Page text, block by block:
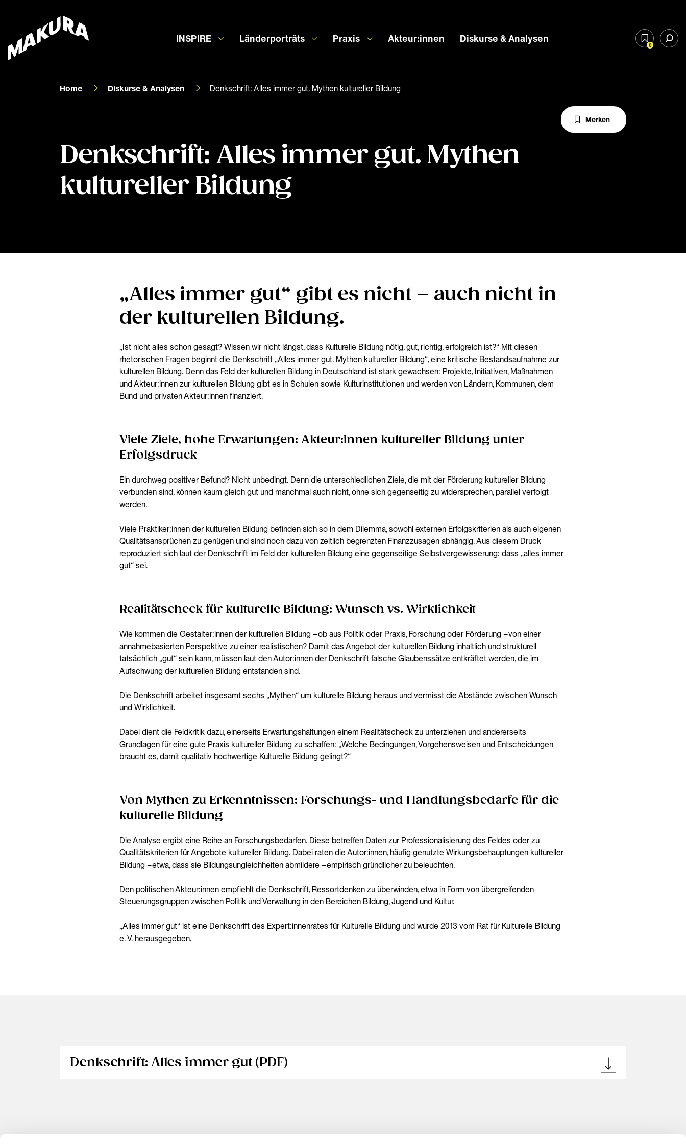
INSPIRE Länderporträts Praxis Akteur:innen Diskurse & Analysen
0
Home Diskurse & Analysen Denkschrift: Alles immer gut. Mythen kultureller Bildung
Denkschrift: Alles immer gut. Mythen
kultureller Bildung
Merken
„Alles immer gut“ gibt es nicht – auch nicht in
der kulturellen Bildung.
„Ist nicht alles schon gesagt? Wissen wir nicht längst, dass Kulturelle Bildung nötig, gut, richtig, erfolgreich ist?“ Mit diesen
rhetorischen Fragen beginnt die Denkschrift „Alles immer gut. Mythen kultureller Bildung“, eine kritische Bestandsaufnahme zur
kulturellen Bildung. Denn das Feld der kulturellen Bildung in Deutschland ist stark gewachsen: Projekte, Initiativen, Maßnahmen
und Akteur:innen zur kulturellen Bildung gibt es in Schulen sowie Kulturinstitutionen und werden von Ländern, Kommunen, dem
Bund und privaten Akteur:innen finanziert.
Viele Ziele, hohe Erwartungen: Akteur:innen kultureller Bildung unter
Erfolgsdruck
Ein durchweg positiver Befund? Nicht unbedingt. Denn die unterschiedlichen Ziele, die mit der Förderung kultureller Bildung
verbunden sind, können kaum gleich gut und manchmal auch nicht, ohne sich gegenseitig zu widersprechen, parallel verfolgt
werden.
Viele Praktiker:innen der kulturellen Bildung befinden sich so in dem Dilemma, sowohl externen Erfolgskriterien als auch eigenen
Qualitätsansprüchen zu genügen und sind noch dazu von zeitlich begrenzten Finanzzusagen abhängig. Aus diesem Druck
reproduziert sich laut der Denkschrift im Feld der kulturellen Bildung eine gegenseitige Selbstvergewisserung: dass „alles immer
gut“ sei.
Realitätscheck für kulturelle Bildung: Wunsch vs. Wirklichkeit
Wie kommen die Gestalter:innen der kulturellen Bildung – ob aus Politik oder Praxis, Forschung oder Förderung – von einer
annahmebasierten Perspektive zu einer realistischen? Damit das Angebot der kulturellen Bildung inhaltlich und strukturell
tatsächlich „gut“ sein kann, müssen laut den Autor:innen der Denkschrift falsche Glaubenssätze entkräftet werden, die im
Aufschwung der kulturellen Bildung entstanden sind.
Die Denkschrift arbeitet insgesamt sechs „Mythen“ um kulturelle Bildung heraus und vermisst die Abstände zwischen Wunsch
und Wirklichkeit.
Dabei dient die Feldkritik dazu, einerseits Erwartungshaltungen einem Realitätscheck zu unterziehen und andererseits
Grundlagen für eine gute Praxis kultureller Bildung zu schaffen: „Welche Bedingungen, Vorgehensweisen und Entscheidungen
braucht es, damit qualitativ hochwertige Kulturelle Bildung gelingt?“
Von Mythen zu Erkenntnissen: Forschungs- und Handlungsbedarfe für die
kulturelle Bildung
Die Analyse ergibt eine Reihe an Forschungsbedarfen. Diese betreffen Daten zur Professionalisierung des Feldes oder zu
Qualitätskriterien für Angebote kultureller Bildung. Dabei raten die Autor:innen, häufig genutzte Wirkungsbehauptungen kultureller
Bildung – etwa, dass sie Bildungsungleichheiten abmildere – empirisch gründlicher zu beleuchten.
Den politischen Akteur:innen empfiehlt die Denkschrift, Ressortdenken zu überwinden, etwa in Form von übergreifenden
Steuerungsgruppen zwischen Politik und Verwaltung in den Bereichen Bildung, Jugend und Kultur.
„Alles immer gut“ ist eine Denkschrift des Expert:innenrates für Kulturelle Bildung und wurde 2013 vom Rat für Kulturelle Bildung
e. V. herausgegeben.
Denkschrift: Alles immer gut (PDF)